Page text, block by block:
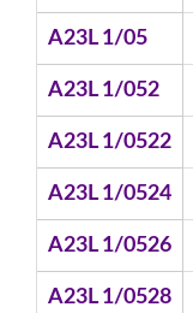
A23L 1/05
A23L 1/052
A23L 1/0522
A23L 1/0524
A23L 1/0526
A23L 1/0528